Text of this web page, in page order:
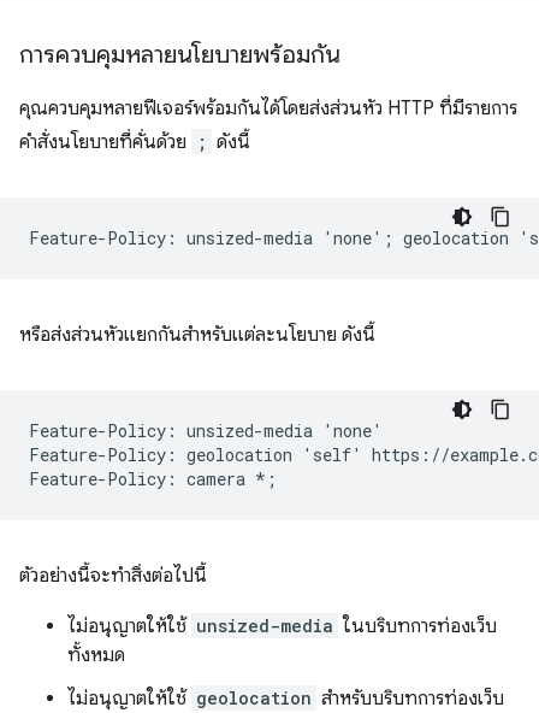
การควบคุมหลายนโยบายพร้อมกัน
คุณควบคุมหลายฟีเจอร์พร้อมกันได้โดยส่งส่วนหัว HTTP ที่มีรายการ
คำสั่งนโยบายที่คั่นด้วย
; ดังนี้
หรือส่งส่วนหัวแยกกันสำหรับแต่ละนโยบาย ดังนี้
Feature-Policy: unsized-media 'none'
Feature-Policy: geolocation 'self' https://
ตัวอย่างนี้จะทําสิ่งต่อไปนี้
ไม่อนุญาตให้ใช้ unsized-media ในบริบทการท่องเว็บ
ทั้งหมด
ไม่อนุญาตให้ใช้ geolocation สําหรับบริบทการท่องเว็บ